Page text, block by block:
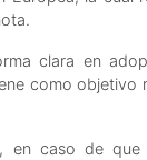
clara en
como objetivo
en caso de